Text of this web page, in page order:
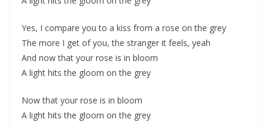
Yes, I compare you to a kiss from a rose on the grey
The more I get of you, the stranger it feels, yeah
And now that your rose is in bloom
A light hits the gloom on the grey
Now that your rose is in bloom
A light hits the gloom on the grey